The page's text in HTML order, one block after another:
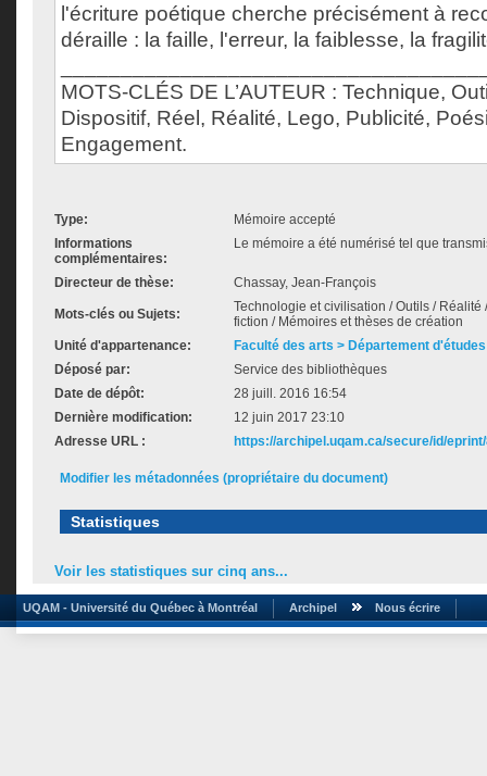
l'écriture poétique cherche précisément à
déraille : la faille, l'erreur, la faiblesse, la
MOTS-CLÉS DE L’AUTEUR : Technique,
Dispositif, Réel, Réalité, Lego, Publicité,
Engagement.
Type:
Mémoire accepté
Informations
complémentaires:
Le mémoire a été numérisé tel que
Directeur de thèse: Chassay, Jean-François
Mots-clés ou Sujets:
Technologie et civilisation / Outils /
fiction / Mémoires et thèses de création
Unité d'appartenance:
Faculté des arts > Département
Déposé par:
Service des bibliothèques
Date de dépôt:
28 juill. 2016 16:54
Dernière modification:
12 juin 2017 23:10
Adresse URL :
https://archipel.uqam.ca/secure/id/
Modifier les métadonnées (propriétaire du document)
Statistiques
Voir les statistiques sur cinq ans...
UQAM - Université du Québec à Montréal Archipel Nous écrire